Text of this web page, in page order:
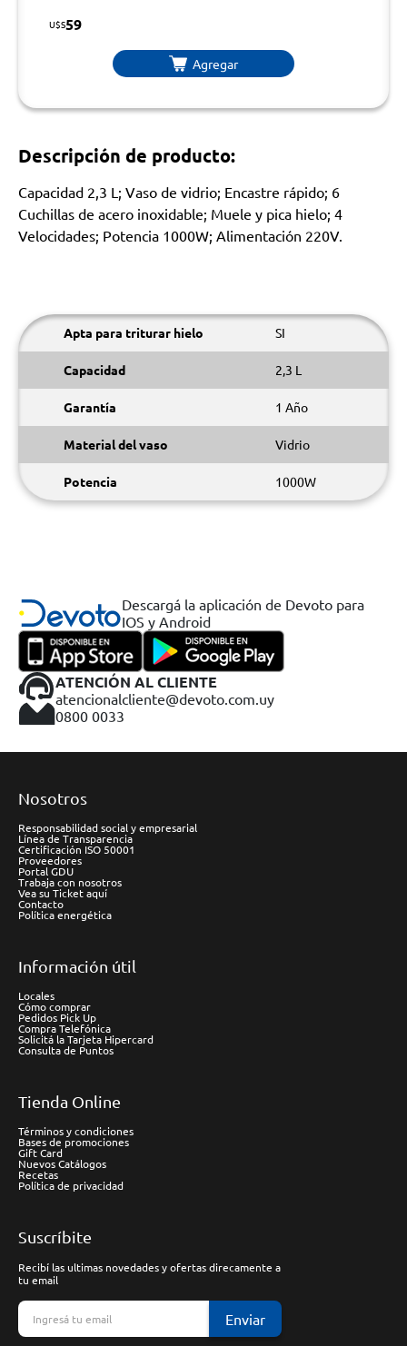
U$S59
Agregar
Descripción de producto:
Capacidad 2,3 L; Vaso de vidrio; Encastre rápido; 6
Cuchillas de acero inoxidable; Muele y pica hielo; 4
Velocidades; Potencia 1000W; Alimentación 220V.
Apta para triturar hielo SI
Capacidad 2,3 L
Garantía 1 Año
Material del vaso Vidrio
Potencia 1000W
Descargá la aplicación de Devoto para
IOS y Android
ATENCIÓN AL CLIENTE
atencionalcliente@devoto.com.uy
0800 0033
Nosotros
Responsabilidad social y empresarial
Línea de Transparencia
Certificación ISO 50001
Proveedores
Portal GDU
Trabaja con nosotros
Vea su Ticket aquí
Contacto
Política energética
Información útil
Locales
Cómo comprar
Pedidos Pick Up
Compra Telefónica
Solicitá la Tarjeta Hipercard
Consulta de Puntos
Tienda Online
Términos y condiciones
Bases de promociones
Gift Card
Nuevos Catálogos
Recetas
Política de privacidad
Suscríbite
Recibí las ultimas novedades y ofertas direcamente a
tu email
Enviar